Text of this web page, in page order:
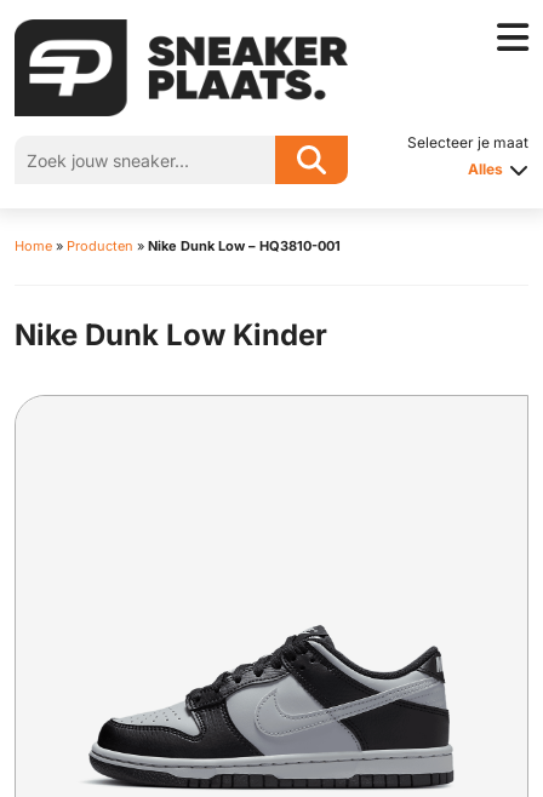
Selecteer je maat
Alles
Home » Producten » Nike Dunk Low – HQ3810-001
Nike Dunk Low Kinder